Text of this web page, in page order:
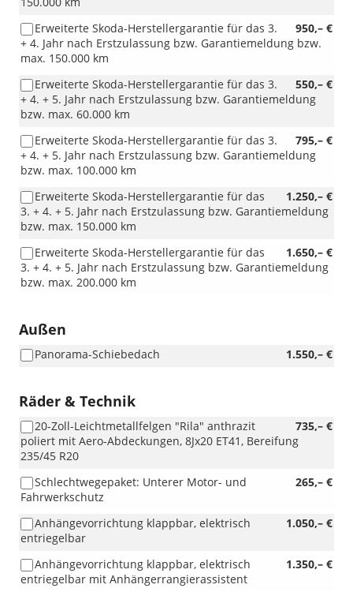
950,– €
Erweiterte Skoda-Herstellergarantie für das 3.
+ 4. Jahr nach Erstzulassung bzw. Garantiemeldung bzw.
max. 150.000 km
550,– €
Erweiterte Skoda-Herstellergarantie für das 3.
+ 4. + 5. Jahr nach Erstzulassung bzw. Garantiemeldung
bzw. max. 60.000 km
795,– €
Erweiterte Skoda-Herstellergarantie für das 3.
+ 4. + 5. Jahr nach Erstzulassung bzw. Garantiemeldung
bzw. max. 100.000 km
1.250,– €
Erweiterte Skoda-Herstellergarantie für das
3. + 4. + 5. Jahr nach Erstzulassung bzw. Garantiemeldung
bzw. max. 150.000 km
1.650,– €
Erweiterte Skoda-Herstellergarantie für das
3. + 4. + 5. Jahr nach Erstzulassung bzw. Garantiemeldung
bzw. max. 200.000 km
Außen
1.550,– €
Panorama-Schiebedach
Räder & Technik
735,– €
20-Zoll-Leichtmetallfelgen "Rila" anthrazit
poliert mit Aero-Abdeckungen, 8Jx20 ET41, Bereifung
235/45 R20
265,– €
Schlechtwegepaket: Unterer Motor- und
Fahrwerkschutz
1.050,– €
Anhängevorrichtung klappbar, elektrisch
entriegelbar
1.350,– €
Anhängevorrichtung klappbar, elektrisch
entriegelbar mit Anhängerrangierassistent